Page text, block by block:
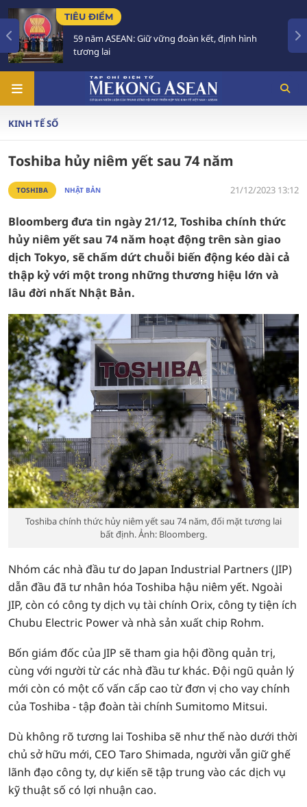
ASEAN: Giữ vững đoàn kết, định hình
lai
TIÊU ĐIỂM
Việt
trong 2
KINH TẾ SỐ
Toshiba hủy niêm yết sau 74 năm
TOSHIBA NHẬT BẢN 21/12/2023 13:12
Bloomberg đưa tin ngày 21/12, Toshiba chính thức
hủy niêm yết sau 74 năm hoạt động trên sàn giao
dịch Tokyo, sẽ chấm dứt chuỗi biến động kéo dài cả
thập kỷ với một trong những thương hiệu lớn và
lâu đời nhất Nhật Bản.
Toshiba chính thức hủy niêm yết sau 74 năm, đối mặt tương lai
bất định. Ảnh: Bloomberg.
Nhóm các nhà đầu tư do Japan Industrial Partners (JIP)
dẫn đầu đã tư nhân hóa Toshiba hậu niêm yết. Ngoài
JIP, còn có công ty dịch vụ tài chính Orix, công ty tiện ích
Chubu Electric Power và nhà sản xuất chip Rohm.
Bốn giám đốc của JIP sẽ tham gia hội đồng quản trị,
cùng với người từ các nhà đầu tư khác. Đội ngũ quản lý
mới còn có một cố vấn cấp cao từ đơn vị cho vay chính
của Toshiba - tập đoàn tài chính Sumitomo Mitsui.
Dù không rõ tương lai Toshiba sẽ như thế nào dưới thời
chủ sở hữu mới, CEO Taro Shimada, người vẫn giữ ghế
lãnh đạo công ty, dự kiến sẽ tập trung vào các dịch vụ
kỹ thuật số có lợi nhuận cao.